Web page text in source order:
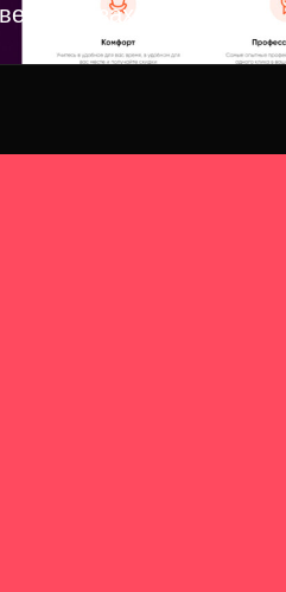
заходів